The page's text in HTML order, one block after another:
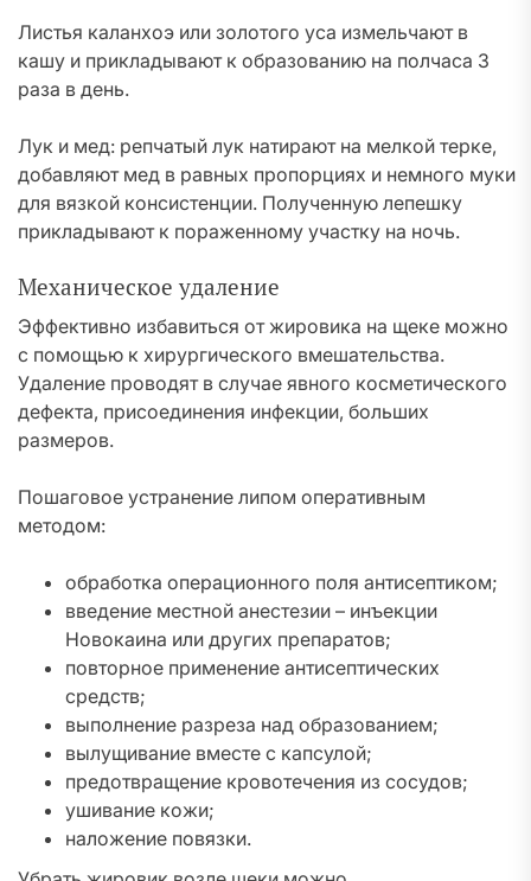
Листья каланхоэ или золотого уса измельчают в
кашу и прикладывают к образованию на полчаса 3
раза в день.
Лук и мед: репчатый лук натирают на мелкой терке,
добавляют мед в равных пропорциях и немного муки
для вязкой консистенции. Полученную лепешку
прикладывают к пораженному участку на ночь.
Механическое удаление
Эффективно избавиться от жировика на щеке можно
с помощью к хирургического вмешательства.
Удаление проводят в случае явного косметического
дефекта, присоединения инфекции, больших
размеров.
Пошаговое устранение липом оперативным
методом:
обработка операционного поля антисептиком;
введение местной анестезии – инъекции
Новокаина или других препаратов;
повторное применение антисептических
средств;
выполнение разреза над образованием;
вылущивание вместе с капсулой;
предотвращение кровотечения из сосудов;
ушивание кожи;
наложение повязки.